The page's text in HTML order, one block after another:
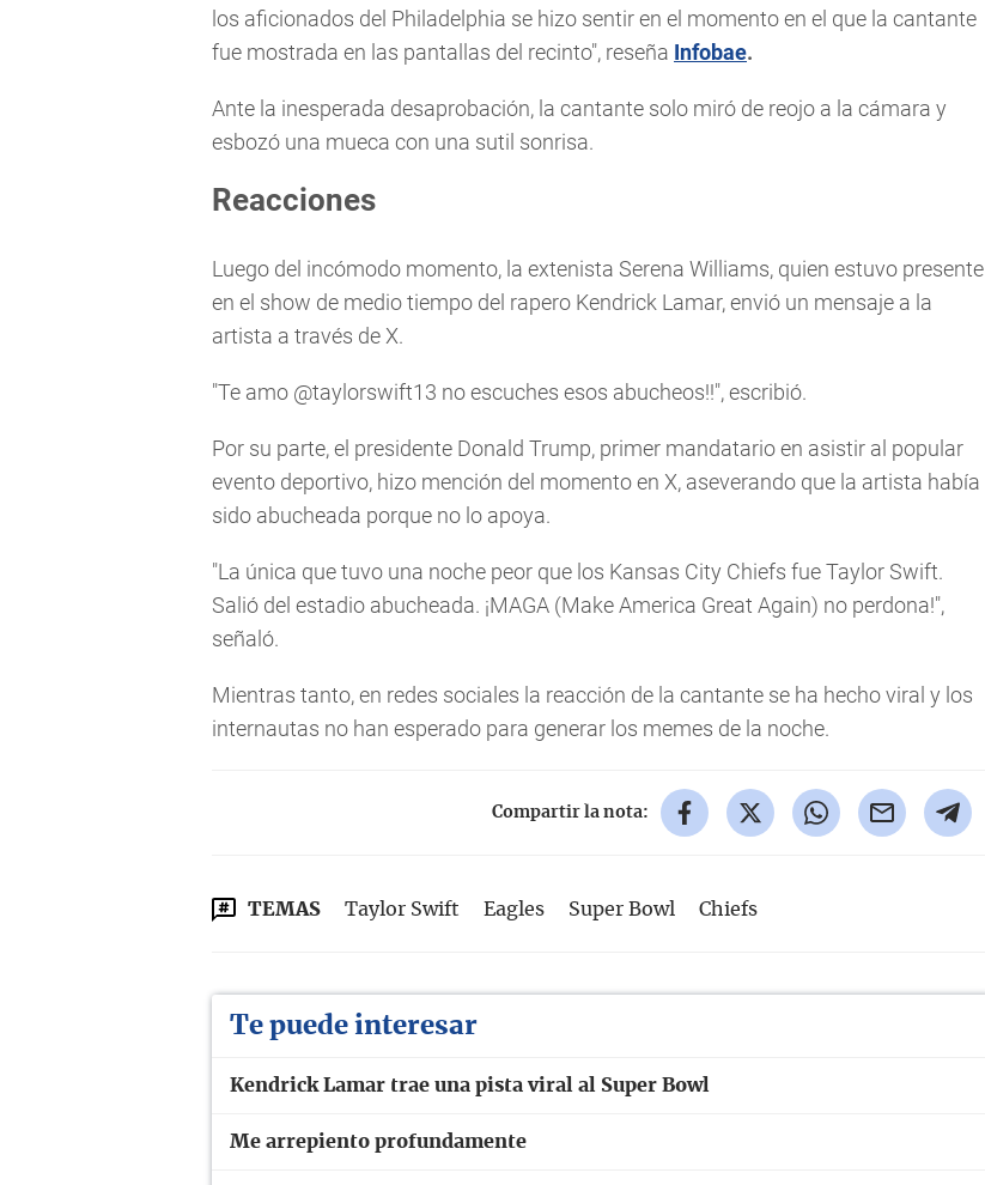
los aficionados del Philadelphia se hizo sentir en el momento en el que la cantante
fue mostrada en las pantallas del recinto", reseña Infobae.
Ante la inesperada desaprobación, la cantante solo miró de reojo a la cámara y
esbozó una mueca con una sutil sonrisa.
Reacciones
Luego del incómodo momento, la extenista Serena Williams, quien estuvo presente
en el show de medio tiempo del rapero Kendrick Lamar, envió un mensaje a la
artista a través de X.
"Te amo @taylorswift13 no escuches esos abucheos!!", escribió.
Por su parte, el presidente Donald Trump, primer mandatario en asistir al popular
evento deportivo, hizo mención del momento en X, aseverando que la artista había
sido abucheada porque no lo apoya.
"La única que tuvo una noche peor que los Kansas City Chiefs fue Taylor Swift.
Salió del estadio abucheada. ¡MAGA (Make America Great Again) no perdona!",
señaló.
Mientras tanto, en redes sociales la reacción de la cantante se ha hecho viral y los
internautas no han esperado para generar los memes de la noche.
Compartir la nota:
TEMAS Taylor Swift Eagles Super Bowl Chiefs
Te puede interesar
Kendrick Lamar trae una pista viral al Super Bowl
Me arrepiento profundamente